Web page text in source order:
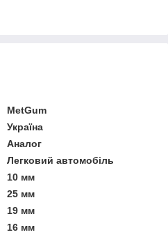
MetGum
Україна
Аналог
Легковий автомобіль
10 мм
25 мм
19 мм
16 мм